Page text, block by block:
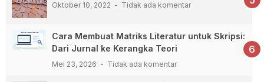
Oktober 10, 2022 Tidak ada komentar
Cara Membuat Matriks Literatur untuk Skripsi:
Dari Jurnal ke Kerangka Teori
Mei 23, 2026 Tidak ada komentar